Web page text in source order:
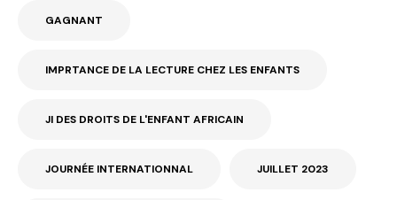
GAGNANT
IMPRTANCE DE LA LECTURE CHEZ LES ENFANTS
JI DES DROITS DE L'ENFANT AFRICAIN
JOURNÉE INTERNATIONNAL JUILLET 2023